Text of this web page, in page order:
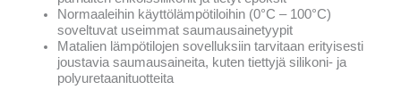
Normaaleihin käyttölämpötiloihin (0°C – 100°C)
soveltuvat useimmat saumausainetyypit
Matalien lämpötilojen sovelluksiin tarvitaan erityisesti
joustavia saumausaineita, kuten tiettyjä silikoni- ja
polyuretaanituotteita